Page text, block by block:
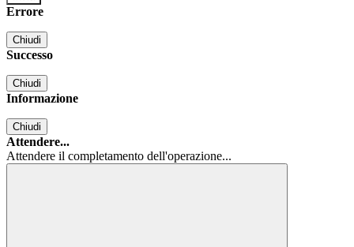
Errore
Chiudi
Successo
Chiudi
Informazione
Chiudi
Attendere...
Attendere il completamento dell'operazione...